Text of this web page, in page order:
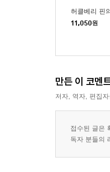
허클베리 핀
11,050원
만든 이 코멘
저자, 역자, 편집
접수된 글은
독자 분들의